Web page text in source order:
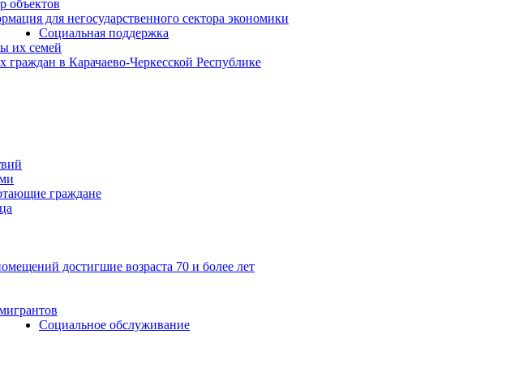
объектов
для негосударственного сектора экономики
Социальная поддержка
их семей
в Карачаево-Черкесской Республике
граждане
достигшие возраста 70 и более лет
Социальное обслуживание